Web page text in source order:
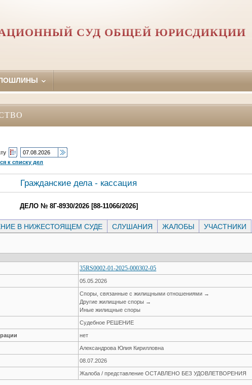
СУД ОБЩЕЙ ЮРИСДИКЦИИ
к списку дел
Гражданские дела - кассация
ДЕЛО № 8Г-8930/2026 [88-11066/2026]
В НИЖЕСТОЯЩЕМ СУДЕ СЛУШАНИЯ ЖАЛОБЫ УЧАСТНИКИ
35RS0002-01-2025-000302-05
05.05.2026
Споры, связанные с жилищными отношениями →
Другие жилищные споры →
Иные жилищные споры
Судебное РЕШЕНИЕ
нет
Александрова Юлия Кирилловна
08.07.2026
Жалоба / представление ОСТАВЛЕНО БЕЗ УДОВЛЕТВОРЕНИЯ